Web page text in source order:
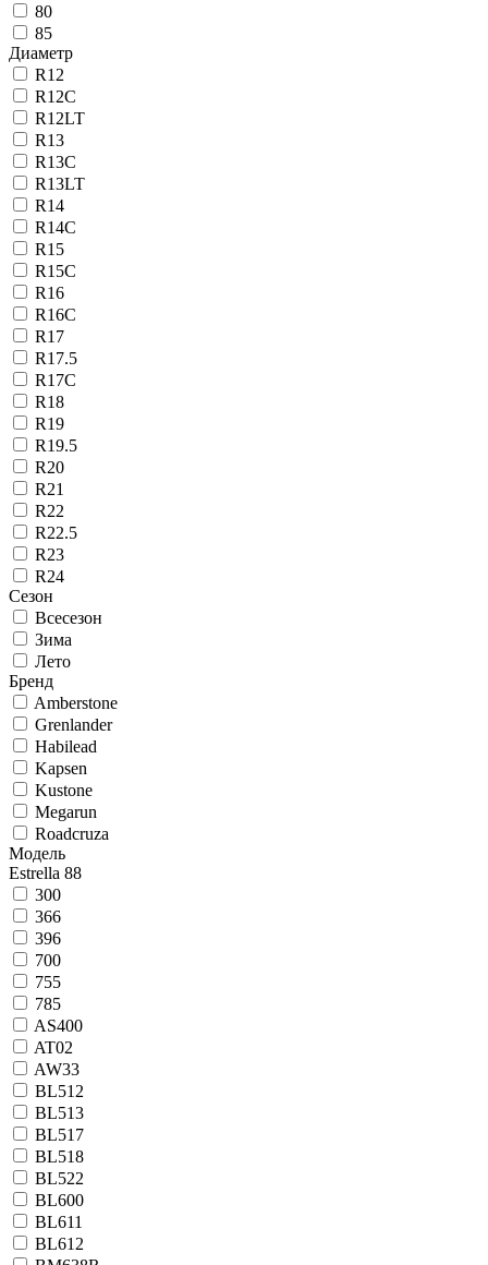
80
85
Диаметр
R12
R12C
R12LT
R13
R13C
R13LT
R14
R14C
R15
R15C
R16
R16C
R17
R17.5
R17C
R18
R19
R19.5
R20
R21
R22
R22.5
R23
R24
Сезон
Всесезон
Зима
Лето
Бренд
Amberstone
Grenlander
Habilead
Kapsen
Kustone
Megarun
Roadcruza
Модель
Estrella 88
300
366
396
700
755
785
AS400
AT02
AW33
BL512
BL513
BL517
BL518
BL522
BL600
BL611
BL612